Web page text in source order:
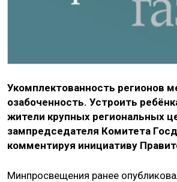
Укомплектованность регионов
озабоченность. Устроить
жители крупных региональных
зампредседателя Комитета
комментируя инициативу
Минпросвещения ранее